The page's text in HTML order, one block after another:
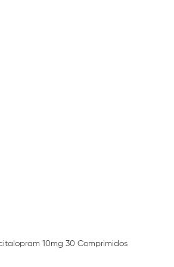
10mg 30 Comprimidos